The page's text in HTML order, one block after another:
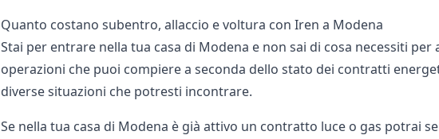
Quanto costano subentro, allaccio e voltura con Iren a Modena
Stai per entrare nella tua casa di Modena e non sai di cosa necessiti
operazioni che puoi compiere a seconda dello stato dei contratti
diverse situazioni che potresti incontrare.
Se nella tua casa di Modena è già attivo un contratto luce o gas potrai